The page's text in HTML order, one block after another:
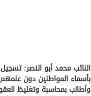
النائب محمد أبو النصر:
بأسماء المواطنين دون
وأطالب بمحاسبة وتغليظ